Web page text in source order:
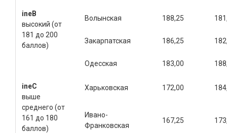
ineB
высокий (от
181 до 200
баллов)
Волынская 188,25
Закарпатская 186,25
Одесская 183,00
ineC
выше
среднего (от
161 до 180
баллов)
Харьковская 172,00
Ивано-
Франковская
167,25